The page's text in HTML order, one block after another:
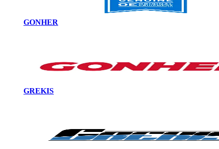
GONHER
GREKIS